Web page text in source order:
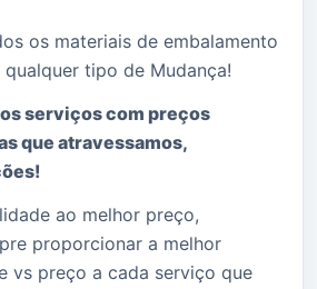
os materiais de embalamento
qualquer tipo de Mudança!
serviços com preços
que atravessamos,
ao melhor preço,
proporcionar a melhor
vs preço a cada serviço que